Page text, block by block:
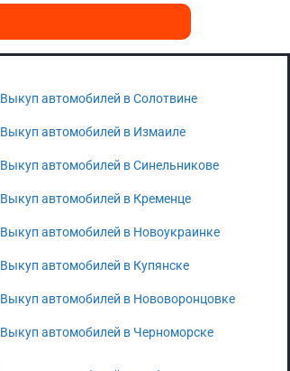
Выкуп автомобилей в Солотвине
Выкуп автомобилей в Измаиле
Выкуп автомобилей в Синельникове
Выкуп автомобилей в Кременце
Выкуп автомобилей в Новоукраинке
Выкуп автомобилей в Купянске
Выкуп автомобилей в Нововоронцовке
Выкуп автомобилей в Черноморске